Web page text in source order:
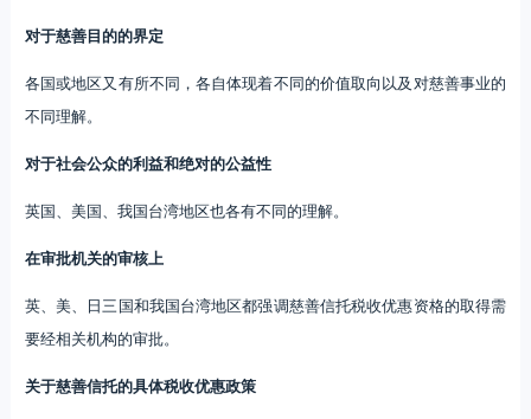
对于慈善目的的界定
各国或地区又有所不同，各自体现着不同的价值取向以及对慈善事业的
不同理解。
对于社会公众的利益和绝对的公益性
英国、美国、我国台湾地区也各有不同的理解。
在审批机关的审核上
英、美、日三国和我国台湾地区都强调慈善信托税收优惠资格的取得需
要经相关机构的审批。
关于慈善信托的具体税收优惠政策